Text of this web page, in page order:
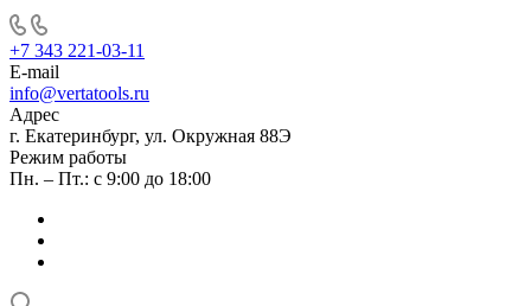
+7 343 221-03-11
E-mail
info@vertatools.ru
Адрес
г. Екатеринбург, ул. Окружная 88Э
Режим работы
Пн. – Пт.: с 9:00 до 18:00